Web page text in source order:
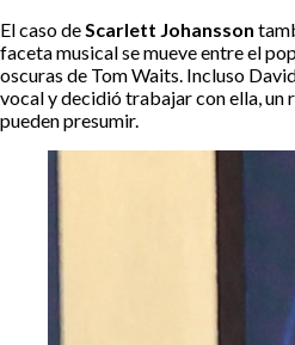
El caso deScarlett Johansson
faceta musical se mueve entre el
oscuras de Tom Waits. Incluso
vocal y decidió trabajar con ella, un
pueden presumir.